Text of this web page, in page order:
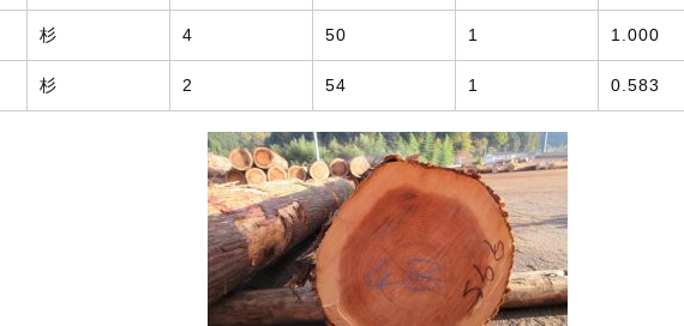
杉 4 50 1 1.000
杉 2 54 1 0.583